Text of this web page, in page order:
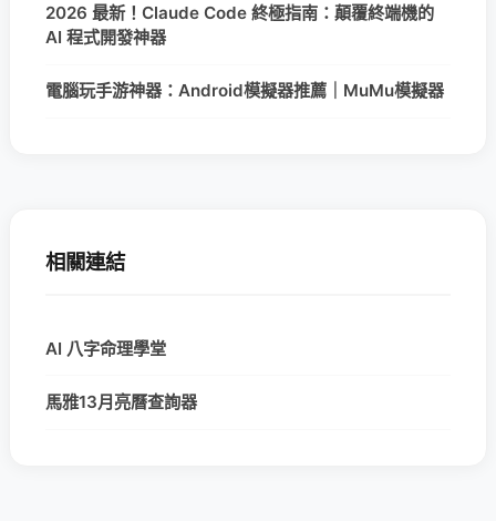
2026 最新！Claude Code 終極指南：顛覆終端機的
AI 程式開發神器
電腦玩手游神器：Android模擬器推薦｜MuMu模擬器
相關連結
AI 八字命理學堂
馬雅13月亮曆查詢器